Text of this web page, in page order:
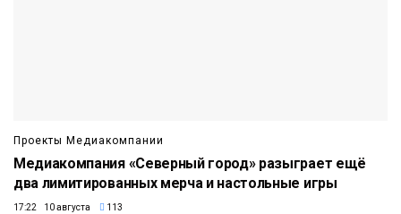
Проекты Медиакомпании
Медиакомпания «Северный город» разыграет ещё
два лимитированных мерча и настольные игры
17:22 10 августа 113